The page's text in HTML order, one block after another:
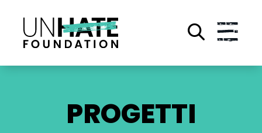
contenuto
PROGETTI